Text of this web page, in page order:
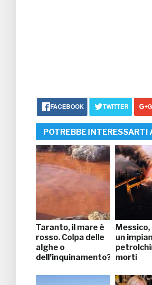
FACEBOOK TWITTER
POTREBBE INTERESSARTI
Taranto, il mare è
rosso. Colpa delle
alghe o
dell’inquinamento?
un
morti